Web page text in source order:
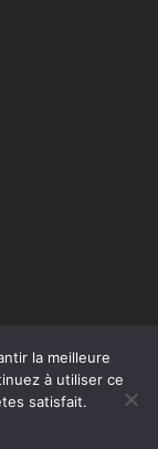
RGPD
la meilleure
à utiliser ce
satisfait.